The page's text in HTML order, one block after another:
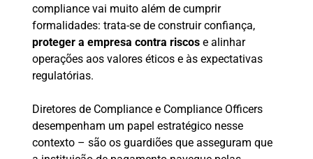
compliance vai muito além de cumprir
formalidades: trata-se de construir confiança,
proteger a empresa contra riscose alinhar
operações aos valores éticos e às expectativas
regulatórias.
Diretores de Compliance e Compliance Officers
desempenham um papel estratégico nesse
contexto – são os guardiões que asseguram que